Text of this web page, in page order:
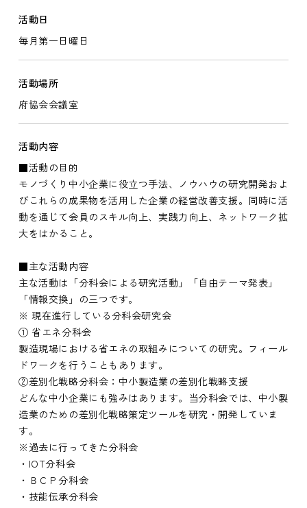
活動日
毎月第一日曜日
活動場所
府協会会議室
活動内容
■活動の目的
モノづくり中小企業に役立つ手法、ノウハウの研究開発およ
びこれらの成果物を活用した企業の経営改善支援。同時に活
動を通じて会員のスキル向上、実践力向上、ネットワーク拡
大をはかること。
■主な活動内容
主な活動は「分科会による研究活動」「自由テーマ発表」
「情報交換」の三つです。
※ 現在進行している分科会研究会
① 省エネ分科会
製造現場における省エネの取組みについての研究。フィール
ドワークを行うこともあります。
②差別化戦略分科会：中小製造業の差別化戦略支援
どんな中小企業にも強みはあります。当分科会では、中小製
造業のための差別化戦略策定ツールを研究・開発していま
す。
※過去に行ってきた分科会
・IOT分科会
・ＢＣＰ分科会
・技能伝承分科会